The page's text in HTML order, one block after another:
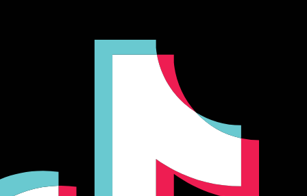
Producător și importator de mobilier în Chișinău. Descoperă
dormitor și grădină. Calitate, funcționalitate și design
modern pentru orice spațiu.Îți punem la dispoziție soluții